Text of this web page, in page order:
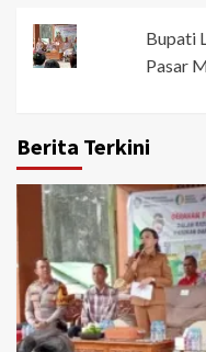
Bupati
Pasar
Berita Terkini